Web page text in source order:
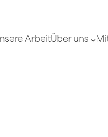
ArbeitÜber uns